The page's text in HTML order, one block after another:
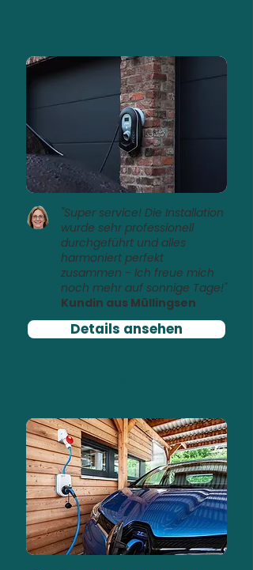
"Super service! Die Installation
wurde sehr professionell
durchgeführt und alles
harmoniert perfekt
zusammen - Ich freue mich
noch mehr auf sonnige Tage!"
Kundin aus Müllingsen
Details ansehen